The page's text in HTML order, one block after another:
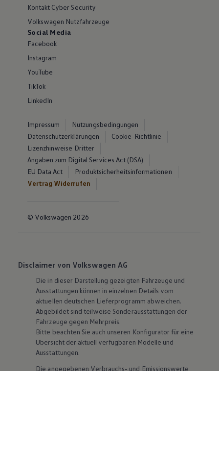
Kontakt Cyber Security
Volkswagen Nutzfahrzeuge
Social Media
Facebook
Instagram
YouTube
TikTok
LinkedIn
Impressum
Nutzungsbedingungen
Datenschutzerklärungen
Cookie-Richtlinie
Lizenzhinweise Dritter
Angaben zum Digital Services Act (DSA)
EU Data Act
Produktsicherheitsinformationen
Vertrag Widerrufen
© Volkswagen 2026
Disclaimer von Volkswagen AG
Die in dieser Darstellung gezeigten Fahrzeuge und
Ausstattungen können in einzelnen Details vom
aktuellen deutschen Lieferprogramm abweichen.
Abgebildet sind teilweise Sonderausstattungen der
Fahrzeuge gegen Mehrpreis.
Bitte beachten Sie auch unseren Konfigurator für eine
Übersicht der aktuell verfügbaren Modelle und
Ausstattungen.
Die angegebenen Verbrauchs- und Emissionswerte